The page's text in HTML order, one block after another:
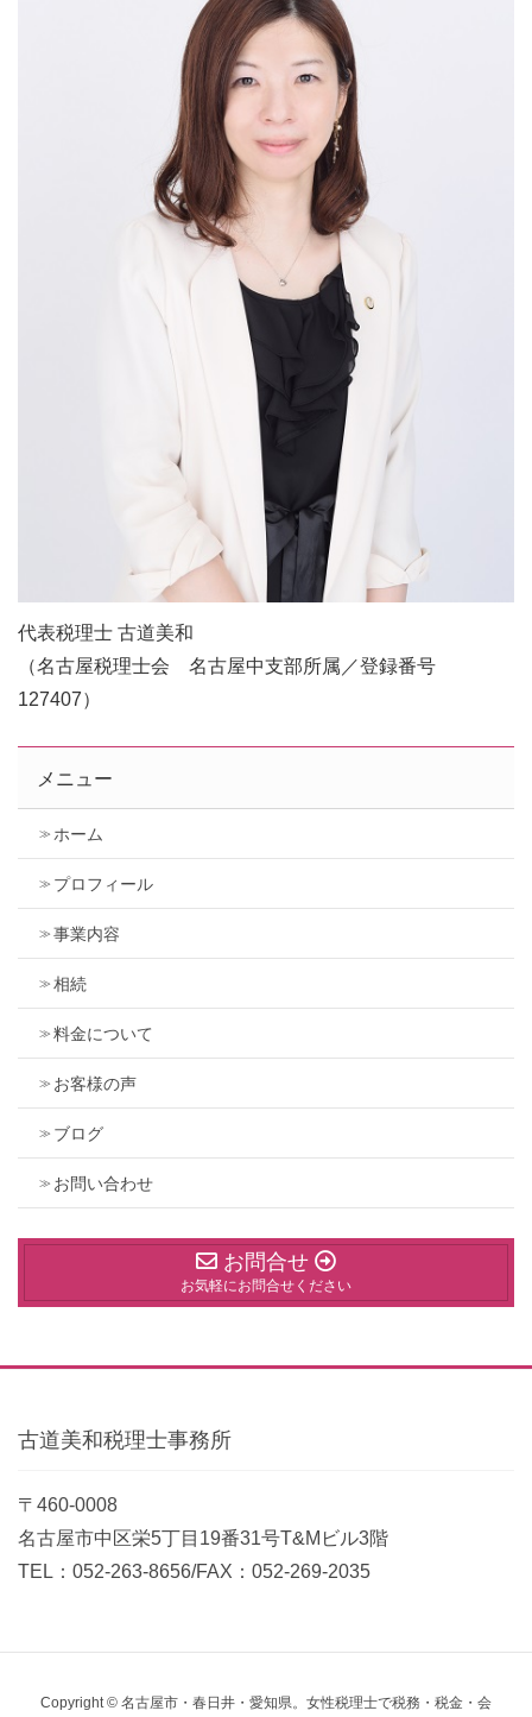
代表税理士 古道美和
（名古屋税理士会 名古屋中支部所属／登録番号
127407）
メニュー
ホーム
プロフィール
事業内容
相続
料金について
お客様の声
ブログ
お問い合わせ
お問合せ
お気軽にお問合せください
古道美和税理士事務所
〒460-0008
名古屋市中区栄5丁目19番31号T&Mビル3階
TEL：052-263-8656/FAX：052-269-2035
Copyright © 名古屋市・春日井・愛知県。女性税理士で税務・税金・会